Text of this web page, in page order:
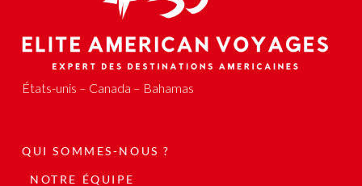
États-unis – Canada – Bahamas
QUI SOMMES-NOUS ?
NOTRE ÉQUIPE